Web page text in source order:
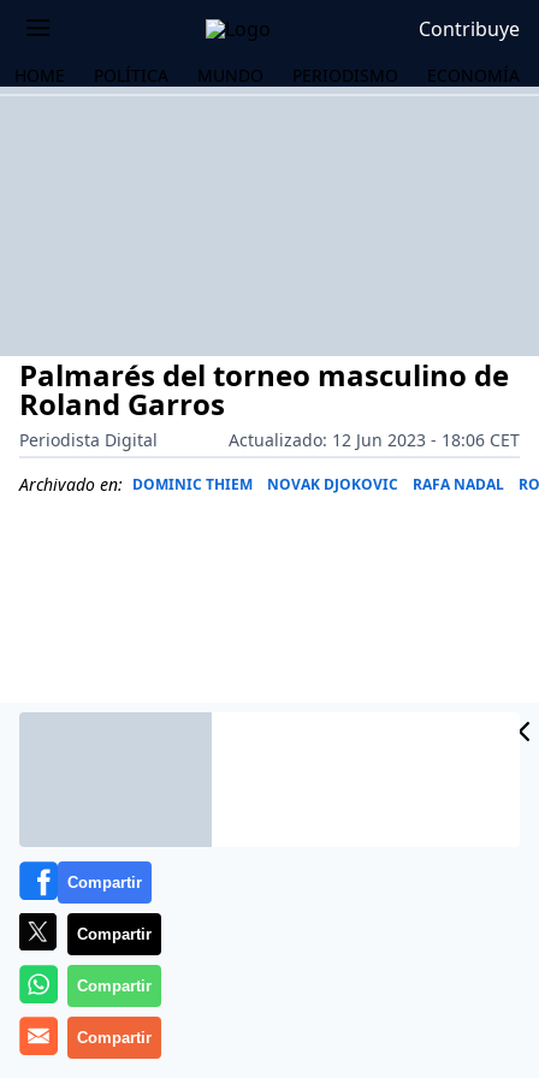
Contribuye
HOME POLÍTICA MUNDO PERIODISMO ECONOMÍA
Palmarés del torneo masculino de
Roland Garros
Periodista Digital
Actualizado: 12 Jun 2023 - 18:06 CET
Archivado en: DOMINIC THIEM NOVAK DJOKOVIC RAFA NADAL
Más información
Compartir
Compartir
Compartir
Compartir